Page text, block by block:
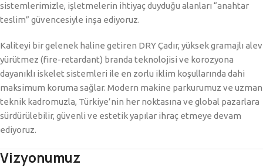
sistemlerimizle, işletmelerin ihtiyaç duyduğu alanları “anahtar
teslim” güvencesiyle inşa ediyoruz.
Kaliteyi bir gelenek haline getiren DRY Çadır, yüksek gramajlı alev
yürütmez (fire-retardant) branda teknolojisi ve korozyona
dayanıklı iskelet sistemleri ile en zorlu iklim koşullarında dahi
maksimum koruma sağlar. Modern makine parkurumuz ve uzman
teknik kadromuzla, Türkiye’nin her noktasına ve global pazarlara
sürdürülebilir, güvenli ve estetik yapılar ihraç etmeye devam
ediyoruz.
Vizyonumuz